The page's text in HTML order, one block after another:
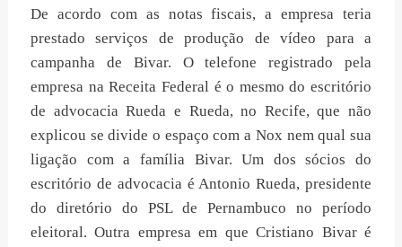
De acordo com as notas fiscais, a empresa teria
prestado serviços de produção de vídeo para a
campanha de Bivar. O telefone registrado pela
empresa na Receita Federal é o mesmo do escritório
de advocacia Rueda e Rueda, no Recife, que não
explicou se divide o espaço com a Nox nem qual sua
ligação com a família Bivar. Um dos sócios do
escritório de advocacia é Antonio Rueda, presidente
do diretório do PSL de Pernambuco no período
eleitoral. Outra empresa em que Cristiano Bivar é